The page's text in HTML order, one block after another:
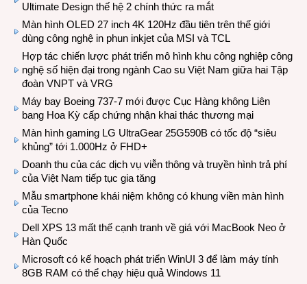
Ultimate Design thế hệ 2 chính thức ra mắt
Màn hình OLED 27 inch 4K 120Hz đầu tiên trên thế giới
dùng công nghệ in phun inkjet của MSI và TCL
Hợp tác chiến lược phát triển mô hình khu công nghiệp công
nghệ số hiện đại trong ngành Cao su Việt Nam giữa hai Tập
đoàn VNPT và VRG
Máy bay Boeing 737-7 mới được Cục Hàng không Liên
bang Hoa Kỳ cấp chứng nhận khai thác thương mại
Màn hình gaming LG UltraGear 25G590B có tốc độ “siêu
khủng” tới 1.000Hz ở FHD+
Doanh thu của các dịch vụ viễn thông và truyền hình trả phí
của Việt Nam tiếp tục gia tăng
Mẫu smartphone khái niệm không có khung viền màn hình
của Tecno
Dell XPS 13 mất thế cạnh tranh về giá với MacBook Neo ở
Hàn Quốc
Microsoft có kế hoạch phát triển WinUI 3 để làm máy tính
8GB RAM có thể chạy hiệu quả Windows 11